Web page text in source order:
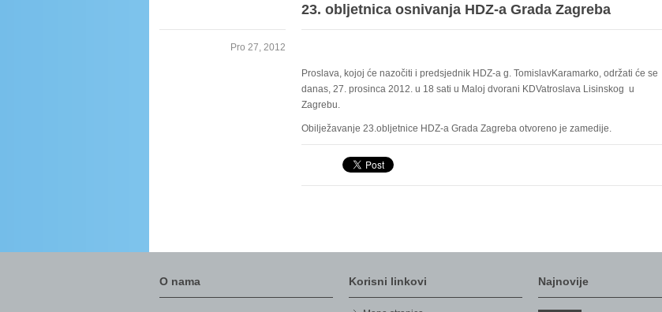
23. obljetnica osnivanja HDZ-a Grada Zagreba
Pro 27, 2012
Proslava, kojoj će nazočiti i predsjednik HDZ-a g. TomislavKaramarko, održati će se
danas, 27. prosinca 2012. u 18 sati u Maloj dvorani KDVatroslava Lisinskog u
Zagrebu.
Obilježavanje 23.obljetnice HDZ-a Grada Zagreba otvoreno je zamedije.
O nama Korisni linkovi Najnovije